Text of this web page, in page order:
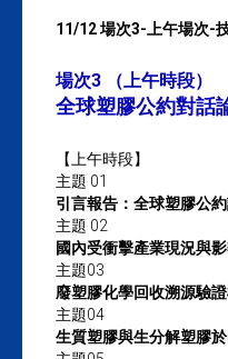
11/12 場次3-上午場次-
場次3 （上午時段）
全球塑膠公約對話
【上午時段】
主題 01
引言報告：全球塑膠公
主題 02
國內受衝擊產業現況與
主題03
廢塑膠化學回收溯源驗
主題04
生質塑膠與生分解塑膠